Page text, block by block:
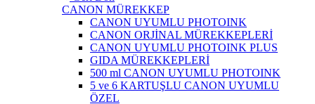
CANON MÜREKKEP
CANON UYUMLU PHOTOINK
CANON ORJİNAL MÜREKKEPLERİ
CANON UYUMLU PHOTOINK PLUS
GIDA MÜREKKEPLERİ
500 ml CANON UYUMLU PHOTOINK
5 ve 6 KARTUŞLU CANON UYUMLU
ÖZEL